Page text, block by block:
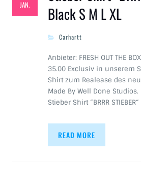
JAN.
Black S M L XL
Carhartt
Anbieter: FRESH OUT THE
35.00 Exclusiv in unserem
Shirt zum Realease des
Made By Well Done
Stieber Shirt “BRRR
READ MORE